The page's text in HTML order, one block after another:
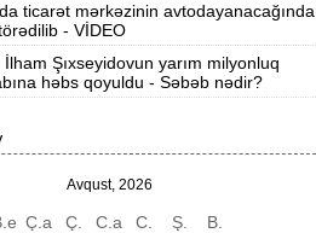
nefti ucuzlaşmaqda davam
-Yeni qiymət
Bayramov Kiyevdə -FOTOLAR
ilə aramızda fikir ayrılıqları
-Cey Di Vens
ticarət mərkəzinin avtodayanacağında
- VİDEO
İlham Şıxseyidovun yarım milyonluq
həbs qoyuldu - Səbəb nədir?
Avqust, 2026
Ç.a Ç. C.a C. Ş. B.